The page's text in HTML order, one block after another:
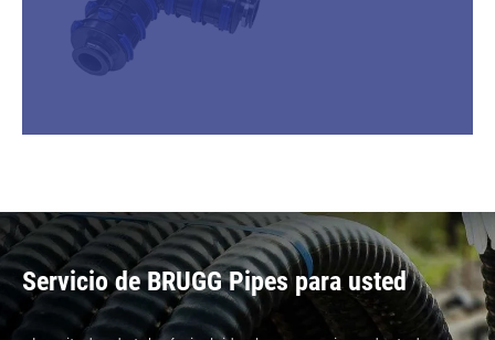
Servicio de BRUGG Pipes para usted